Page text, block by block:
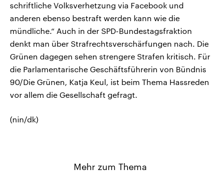
schriftliche Volksverhetzung via Facebook und
anderen ebenso bestraft werden kann wie die
mündliche.“ Auch in der SPD-Bundestagsfraktion
denkt man über Strafrechtsverschärfungen nach. Die
Grünen dagegen sehen strengere Strafen kritisch. Für
die Parlamentarische Geschäftsführerin von Bündnis
90/Die Grünen, Katja Keul, ist beim Thema Hassreden
vor allem die Gesellschaft gefragt.
(nin/dk)
Mehr zum Thema